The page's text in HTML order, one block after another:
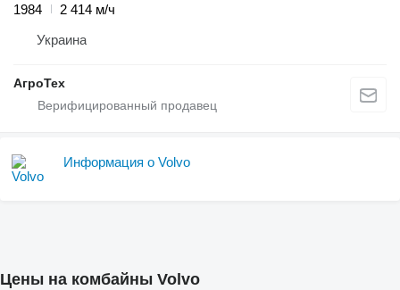
1984
2 414 м/ч
Украина
АгроТех
Информация о Volvo
Цены на комбайны Volvo